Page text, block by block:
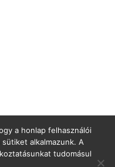
a honlap felhasználói
alkalmazunk. A
tudomásul